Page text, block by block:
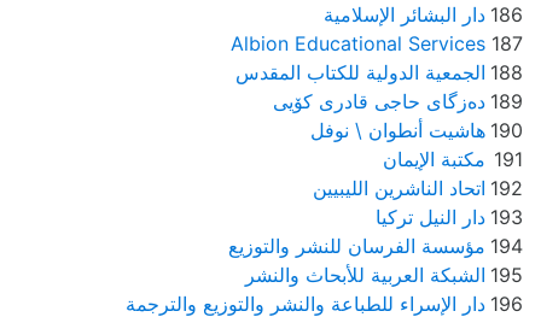
186 دار البشائر الإسلامية
187
Albion Educational Services
188 الجمعية الدولية للكتاب المقدس
189 دەزگای حاجی قادری کۆیی
190 هاشيت أنطوان \ نوفل
191 مكتبة الإيمان
192 اتحاد الناشرين الليبيين
193 دار النيل تركيا
194 مؤسسة الفرسان للنشر والتوزيع
195 الشبكة العربية للأبحاث والنشر
196 دار الإسراء للطباعة والنشر والتوزيع والترجمة